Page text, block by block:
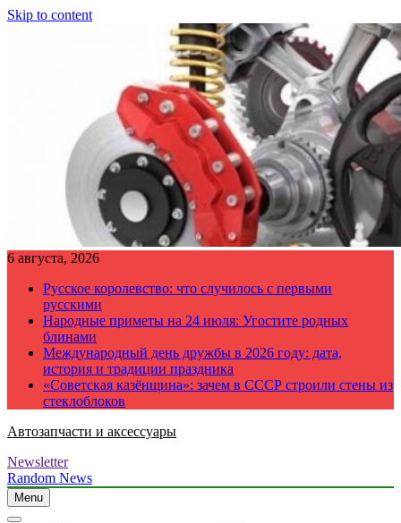
Skip to content
6 августа, 2026
Русское королевство: что случилось с первыми
русскими
Народные приметы на 24 июля: Угостите родных
блинами
Международный день дружбы в 2026 году: дата,
история и традиции праздника
«Советская казёнщина»: зачем в СССР строили стены из
стеклоблоков
Автозапчасти и аксессуары
Newsletter
Random News
Menu